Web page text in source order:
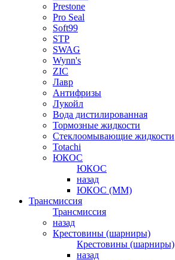
Prestone
Pro Seal
Soft99
STP
SWAG
Wynn's
ZIC
Лавр
Антифризы
Лукойл
Вода дистилированная
Тормозные жидкости
Стеклоомывающие жидкости
Totachi
ЮКОС
ЮКОС
назад
ЮКОС (ММ)
Трансмиссия
Трансмиссия
назад
Крестовины (шарниры)
Крестовины (шарниры)
назад